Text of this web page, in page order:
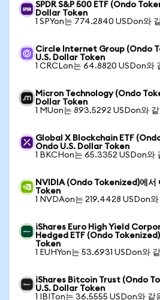
SPDR S&P 500 ETF (Ondo
Dollar Token
1 SPYon는 774.2840 USDon와
Circle Internet Group (Ondo
U.S. Dollar Token
1 CRCLon는 64.8820 USDon와
Micron Technology (Ondo
Dollar Token
1 MUon는 893.5292 USDon와
Global X Blockchain ETF
Ondo U.S. Dollar Token
1 BKCHon는 65.3352 USDon와
NVIDIA (Ondo Tokenized)에서
Token
1 NVDAon는 219.4428 USDon와
iShares Euro High Yield
Hedged ETF (Ondo
Token
1 EUHYon는 53.6931 USDon와
iShares Bitcoin Trust (Ondo
U.S. Dollar Token
1 IBITon는 36.5555 USDon와 같